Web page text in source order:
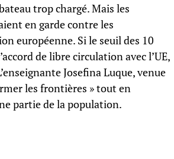
trop chargé. Mais les
en garde contre les
européenne. Si le seuil des 10
de libre circulation avec l’UE,
Josefina Luque, venue
les frontières » tout en
partie de la population.